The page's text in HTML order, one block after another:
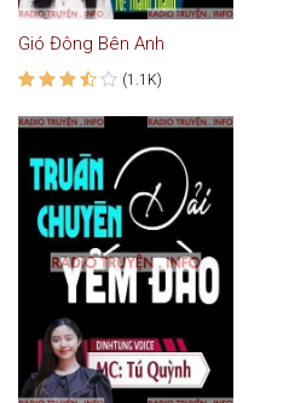
Gió Đông Bên Anh
(1.1K)